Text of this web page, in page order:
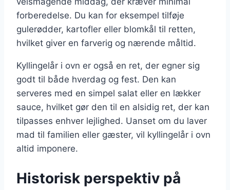
forberedelse. Du kan for eksempel tilføje
gulerødder, kartofler eller blomkål til retten,
hvilket giver en farverig og nærende måltid.
Kyllingelår i ovn er også en ret, der egner sig
godt til både hverdag og fest. Den kan
serveres med en simpel salat eller en lækker
sauce, hvilket gør den til en alsidig ret, der kan
tilpasses enhver lejlighed. Uanset om du laver
mad til familien eller gæster, vil kyllingelår i ovn
altid imponere.
Historisk perspektiv på